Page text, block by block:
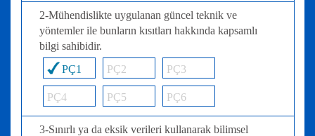
2-Mühendislikte uygulanan güncel teknik ve
yöntemler ile bunların kısıtları hakkında kapsamlı
bilgi sahibidir.
PÇ1
PÇ2 PÇ3
PÇ4 PÇ5 PÇ6
3-Sınırlı ya da eksik verileri kullanarak bilimsel